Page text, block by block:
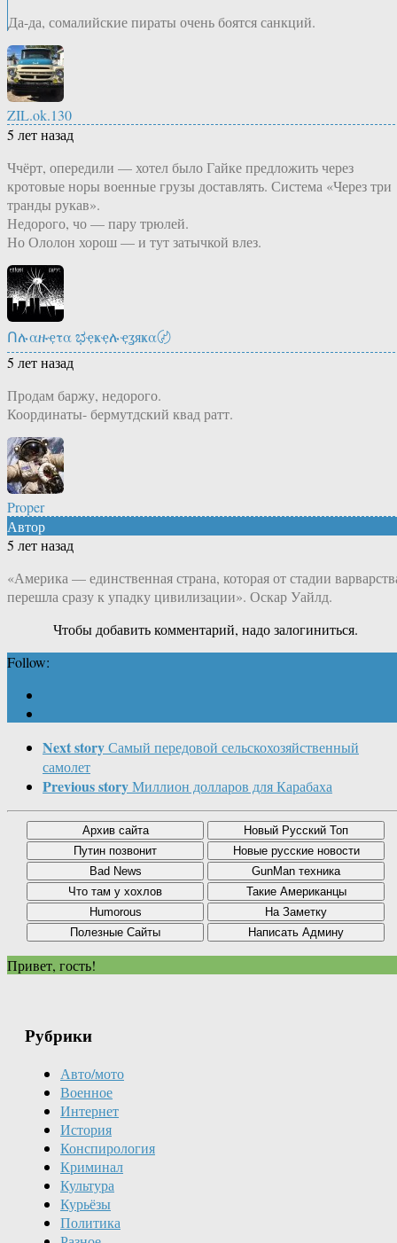
Да-да, сомалийские пираты очень боятся санкций.
ZIL.ok.130
5 лет назад
Ччёрт, опередили — хотел было Гайке предложить через
кротовые норы военные грузы доставлять. Система «Через три
транды рукав».
Недорого, чо — пару трюлей.
Но Ололон хорош — и тут затычкой влез.
Ոሉαዙҿτα ಭҿҝҿሉҿʓяҝα〄
5 лет назад
Продам баржу, недорого.
Координаты- бермутдский квад ратт.
Proper
Автор
5 лет назад
«Америка — единственная страна, которая от стадии
перешла сразу к упадку цивилизации». Оскар Уайлд.
Чтобы добавить комментарий, надо залогиниться.
Follow:
Next storyСамый передовой сельскохозяйственный
самолет
Previous storyМиллион долларов для Карабаха
Привет, гость!
Рубрики
Авто/мото
Военное
Интернет
История
Конспирология
Криминал
Культура
Курьёзы
Политика